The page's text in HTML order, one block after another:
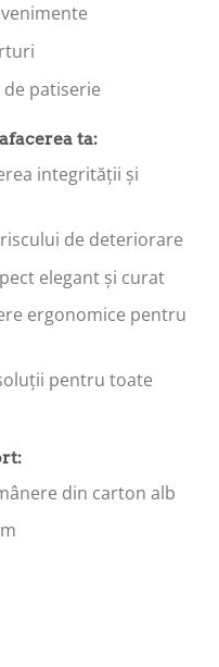
patiserie
ta:
integrității și
de deteriorare
elegant și curat
ergonomice pentru
pentru toate
din carton alb